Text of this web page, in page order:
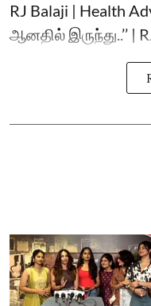
RJ Balaji | Health
ஆனதில் இருந்து..’’ |